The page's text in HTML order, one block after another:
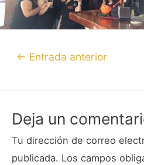
← Entrada anterior
Deja un
Tu dirección de correo
publicada. Los campos